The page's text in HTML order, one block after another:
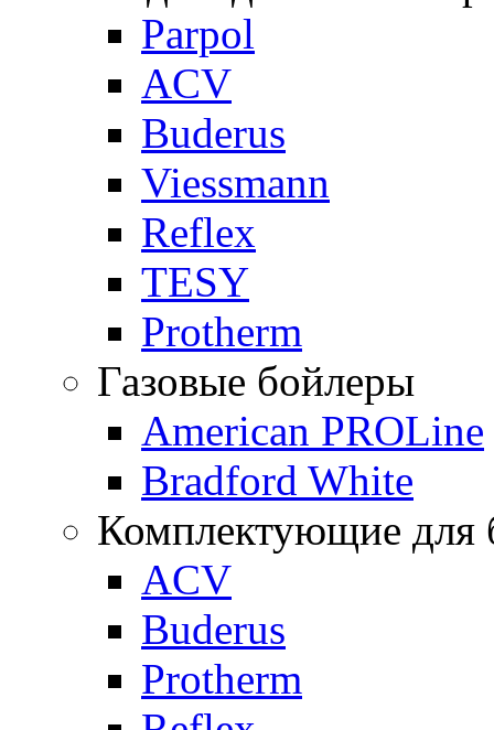
Parpol
ACV
Buderus
Viessmann
Reflex
TESY
Protherm
Газовые бойлеры
American PROLine
Bradford White
Комплектующие для
ACV
Buderus
Protherm